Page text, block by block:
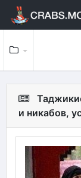
и никабов,